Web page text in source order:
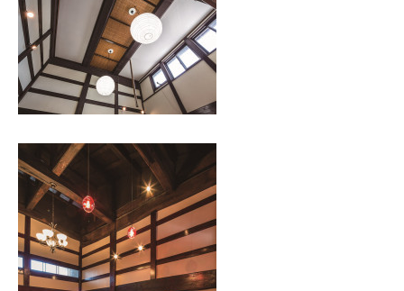
上越店
〒942-0072 新潟県上越市栄町2-11-40 1F
025-530-6711 (上越店)
0120-696-711 (フリーダイヤル)